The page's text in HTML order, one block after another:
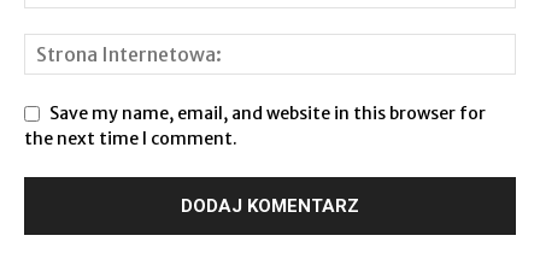
Save my name, email, and website in this browser for
the next time I comment.